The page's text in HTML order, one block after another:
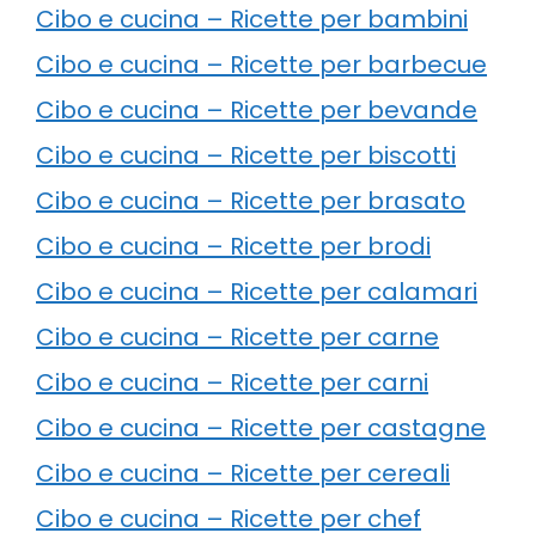
Cibo e cucina – Ricette per bambini
Cibo e cucina – Ricette per barbecue
Cibo e cucina – Ricette per bevande
Cibo e cucina – Ricette per biscotti
Cibo e cucina – Ricette per brasato
Cibo e cucina – Ricette per brodi
Cibo e cucina – Ricette per calamari
Cibo e cucina – Ricette per carne
Cibo e cucina – Ricette per carni
Cibo e cucina – Ricette per castagne
Cibo e cucina – Ricette per cereali
Cibo e cucina – Ricette per chef